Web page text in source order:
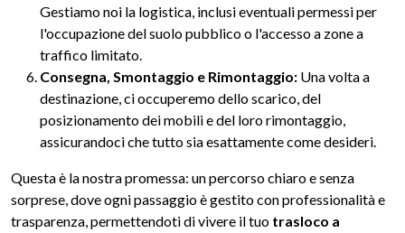
Gestiamo noi la logistica, inclusi eventuali permessi per
l'occupazione del suolo pubblico o l'accesso a zone a
traffico limitato.
Consegna, Smontaggio e Rimontaggio: Una volta a
destinazione, ci occuperemo dello scarico, del
posizionamento dei mobili e del loro rimontaggio,
assicurandoci che tutto sia esattamente come desideri.
Questa è la nostra promessa: un percorso chiaro e senza
sorprese, dove ogni passaggio è gestito con professionalità e
trasparenza, permettendoti di vivere il tuo trasloco a